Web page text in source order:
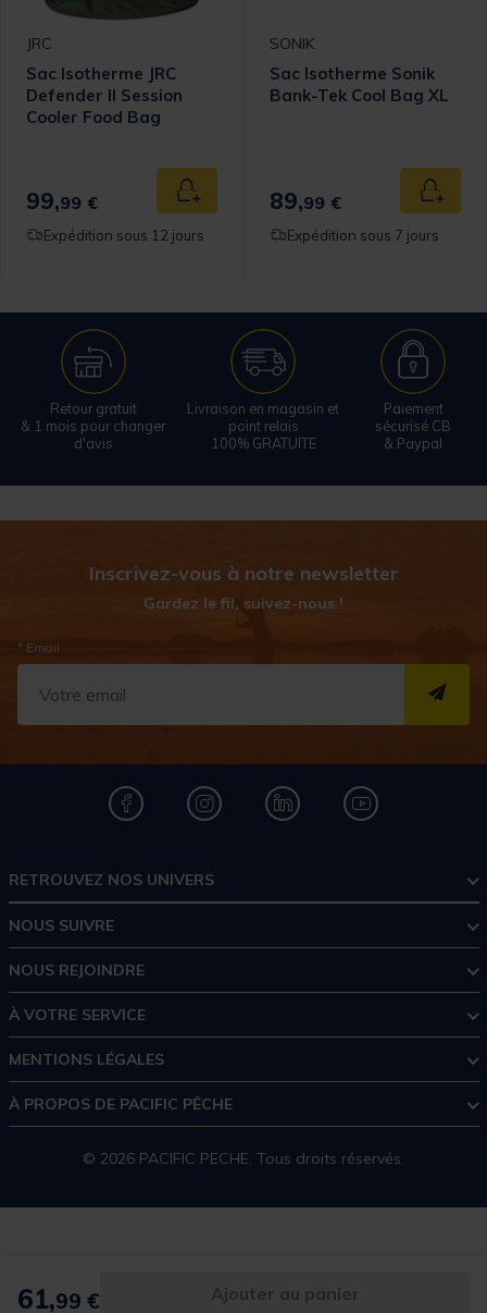
61,99 € Ajouter au panier
panier
JRC
Sac Isotherme JRC
Defender II Session
Cooler Food Bag
99,99 € Ajouter au panier
Expédition sous 12 jours
SONIK
Sac Isotherme Sonik
Bank-Tek Cool Bag XL
89,99 €
Expédition sous 7 jours
Retour gratuit
& 1 mois pour changer
d'avis
Livraison en magasin et
point relais
100% GRATUITE
Paiement
sécurisé CB
& Paypal
Inscrivez-vous à notre newsletter
Gardez le fil, suivez-nous !
* Email
RETROUVEZ NOS UNIVERS
NOUS SUIVRE
NOUS REJOINDRE
À VOTRE SERVICE
MENTIONS LÉGALES
À PROPOS DE PACIFIC PÊCHE
© 2026 PACIFIC PECHE. Tous droits réservés.